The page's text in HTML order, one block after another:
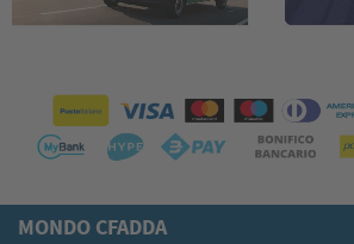
MONDO CFADDA